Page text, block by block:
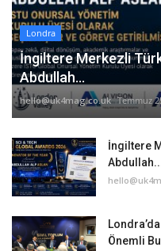
Londra
İngiltere Merkezli
Abdullah...
hello@uk4mag.co.uk Temmuz
İngiltere
Önemli